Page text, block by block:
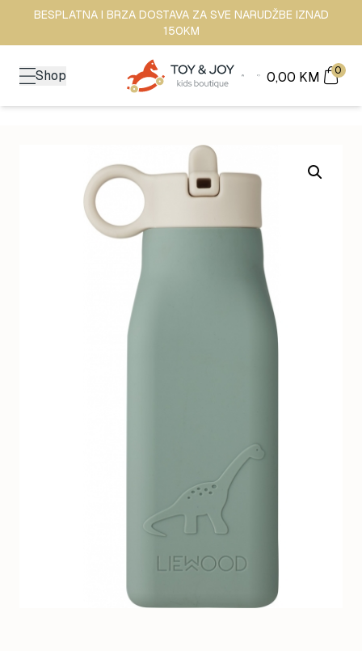
BESPLATNA I BRZA DOSTAVA ZA SVE NARUDŽBE IZNAD
150KM
Shop 0,00 KM 0